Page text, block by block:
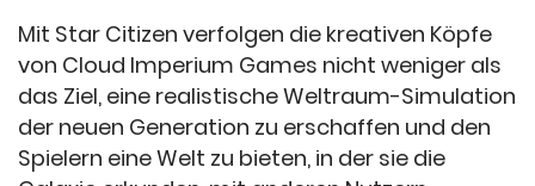
Mit Star Citizen verfolgen die kreativen Köpfe
von Cloud Imperium Games nicht weniger als
das Ziel, eine realistische Weltraum-Simulation
der neuen Generation zu erschaffen und den
Spielern eine Welt zu bieten, in der sie die